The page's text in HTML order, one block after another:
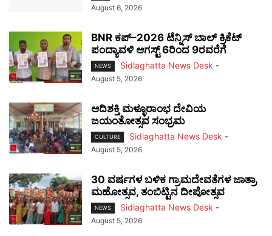
August 6, 2026
BNR ಕಪ್–2026 ಟೆನ್ನಿಸ್ ಬಾಲ್ ಕ್ರಿಕೆಟ್
ಪಂದ್ಯಾವಳಿ ಆಗಸ್ಟ್ 6ರಿಂದ 9ರವರೆಗೆ
NEWS Sidlaghatta News Desk -
August 5, 2026
ಆದಿಶಕ್ತಿ ಮಳ್ಳೂರಾಂಭ ದೇವಿಯ
ಜಯಂತೋತ್ಸವ ಸಂಭ್ರಮ
CULTURE Sidlaghatta News Desk -
August 5, 2026
30 ವರ್ಷಗಳ ಬಳಿಕ ಗ್ರಾಮದೇವತೆಗಳ ಜಾತ್ರಾ
ಮಹೋತ್ಸವ, ತಂಬಿಟ್ಟಿನ ದೀಪೋತ್ಸವ
NEWS Sidlaghatta News Desk -
August 5, 2026